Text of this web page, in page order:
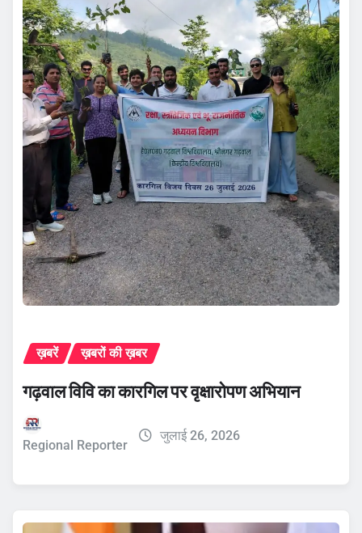
ख़बरें ख़बरों की ख़बर
गढ़वाल विवि का कारगिल पर वृक्षारोपण अभियान
Regional Reporter
जुलाई 26, 2026